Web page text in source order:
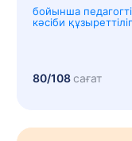
бойынша
кәсіби
80/108сағат